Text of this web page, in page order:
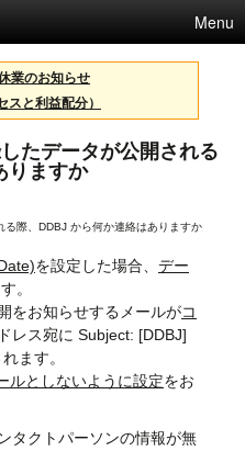
Menu
業のお知らせ
と利益配分）
たデータが公開される
りますか
際、DDBJ から何か連絡はありますか
を設定した場合、 デー
。
をお知らせするメールがコ
レス宛に Subject: [DDBJ]
ます。
ルとしないように設定をお
タクトパーソンの情報が無